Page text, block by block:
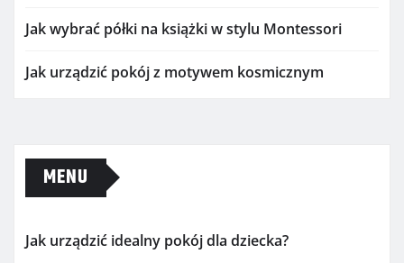
Jak wybrać półki na książki w stylu Montessori
Jak urządzić pokój z motywem kosmicznym
MENU
Jak urządzić idealny pokój dla dziecka?